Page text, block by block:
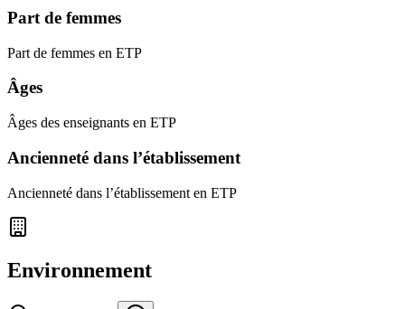
Part de femmes
Part de femmes en ETP
Âges
Âges des enseignants en ETP
Ancienneté dans l’établissement
Ancienneté dans l’établissement en ETP
Environnement